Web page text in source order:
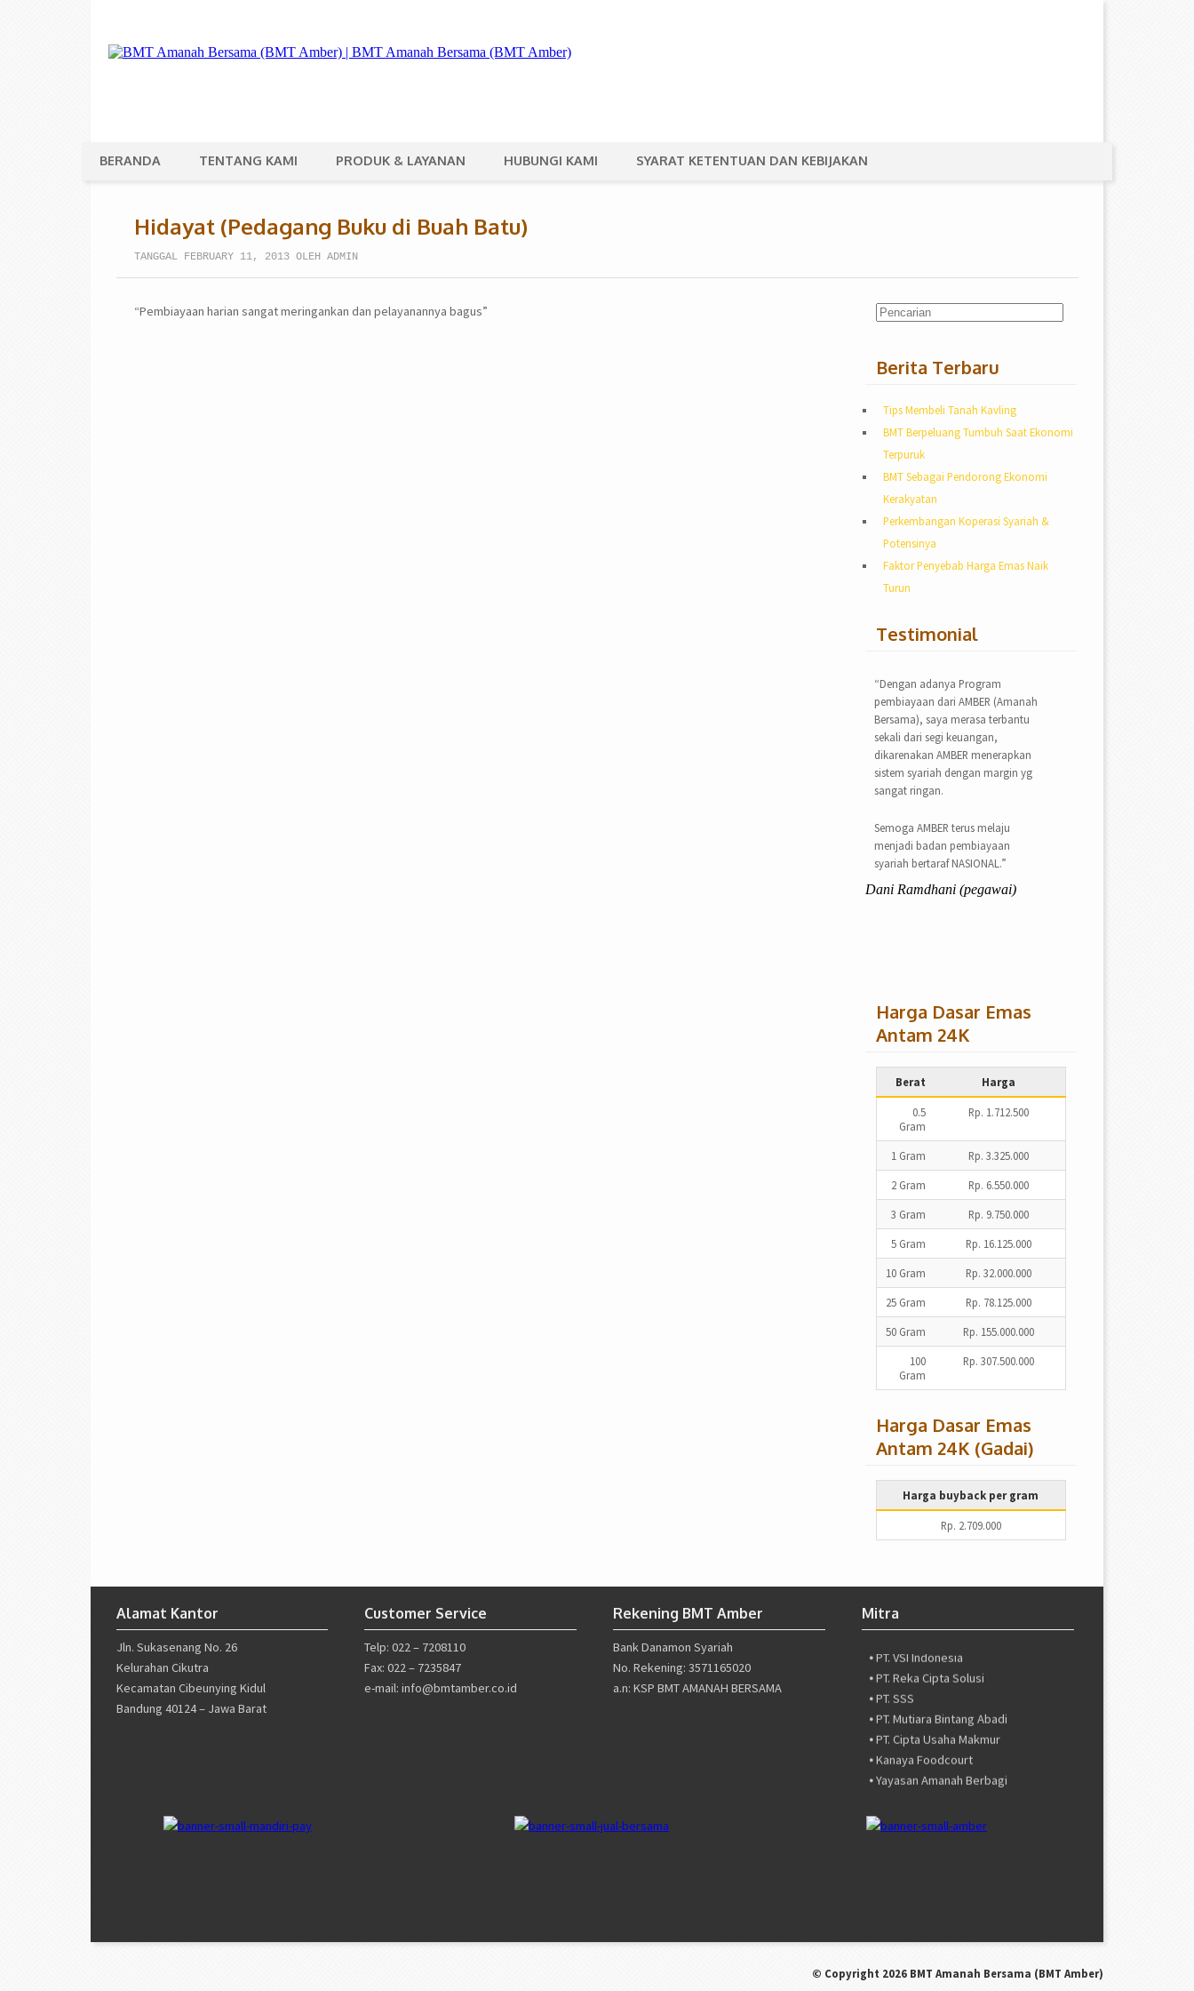
BERANDA TENTANG KAMI PRODUK & LAYANAN HUBUNGI KAMI SYARAT KETENTUAN DAN KEBIJAKAN
Hidayat (Pedagang Buku di Buah Batu)
TANGGAL FEBRUARY 11, 2013 OLEH ADMIN
“Pembiayaan harian sangat meringankan dan pelayanannya bagus”
Berita Terbaru
Tips Membeli Tanah Kavling
BMT Berpeluang Tumbuh Saat Ekonomi
Terpuruk
BMT Sebagai Pendorong Ekonomi
Kerakyatan
Perkembangan Koperasi Syariah &
Potensinya
Faktor Penyebab Harga Emas Naik
Turun
Testimonial
“Dengan adanya Program
pembiayaan dari AMBER (Amanah
Bersama), saya merasa terbantu
sekali dari segi keuangan,
dikarenakan AMBER menerapkan
sistem syariah dengan margin yg
sangat ringan.
Semoga AMBER terus melaju
menjadi badan pembiayaan
syariah bertaraf NASIONAL.”
Dani Ramdhani (pegawai)
Harga Dasar Emas
Antam 24K
Berat Harga
0.5
Gram
Rp. 1.712.500
1 Gram Rp. 3.325.000
2 Gram Rp. 6.550.000
3 Gram Rp. 9.750.000
5 Gram Rp. 16.125.000
10 Gram Rp. 32.000.000
25 Gram Rp. 78.125.000
50 Gram Rp. 155.000.000
100
Gram
Rp. 307.500.000
Harga Dasar Emas
Antam 24K (Gadai)
Harga buyback per gram
Rp. 2.709.000
Alamat Kantor
Jln. Sukasenang No. 26
Kelurahan Cikutra
Kecamatan Cibeunying Kidul
Bandung 40124 – Jawa Barat
Customer Service
Telp: 022 – 7208110
Fax: 022 – 7235847
e-mail: info@bmtamber.co.id
Rekening BMT Amber
Bank Danamon Syariah
No. Rekening: 3571165020
a.n: KSP BMT AMANAH BERSAMA
Mitra
⦁ PT. Valuestream International
⦁ PT. ZBS International
⦁ PT. VSI Indonesia
⦁ PT. Reka Cipta Solusi
⦁ PT. SSS
⦁ PT. Mutiara Bintang Abadi
⦁ PT. Cipta Usaha Makmur
⦁ Kanaya Foodcourt
⦁ Yayasan Amanah Berbagi
⦁ Asuransi Adira Syariah
⦁ Asuransi JMA Syariah
⦁ PT. VSI Indonesia
⦁ PT. SSS
© Copyright 2026 BMT Amanah Bersama (BMT Amber)